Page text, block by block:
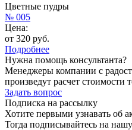
Цветные пудры
№ 005
Цена:
от 320 руб.
Подробнее
Нужна помощь консультанта?
Менеджеры компании с
произведут расчет стоимости
Задать вопрос
Подписка на рассылку
Хотите первыми узнавать об
Тогда подписывайтесь на